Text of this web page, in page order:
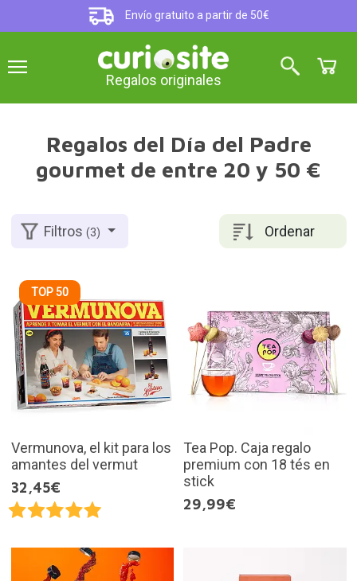
Envío gratuito a partir de 50€
Regalos originales
Regalos del Día del Padre
gourmet de entre 20 y 50 €
Ordenar
Filtros(3)
TOP 50
Vermunova, el kit para los
amantes del vermut
32,45€
Tea Pop. Caja regalo
premium con 18 tés en
stick
29,99€